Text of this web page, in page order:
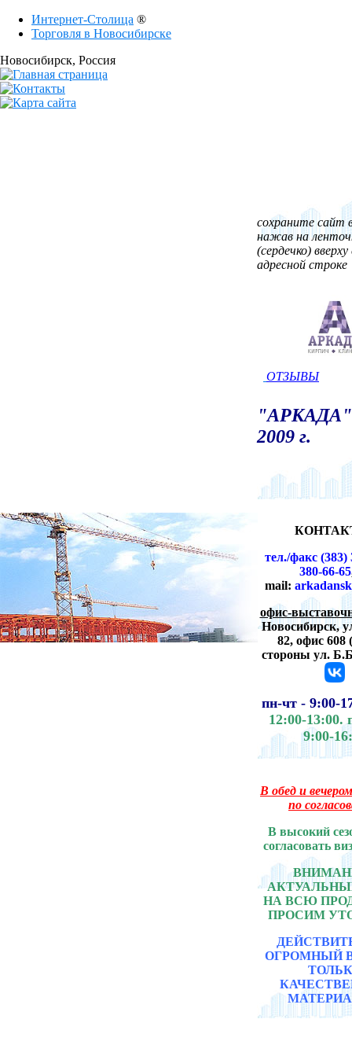
Интернет-Столица ®
Торговля в Новосибирске
Новосибирск, Россия
сохраните сайт
нажав на
(сердечко)
адресной строке
ОТЗЫВЫ
2009 г.
тел./факс (383)
380-66-65
mail:
офис-
Новосибирск,
82, офис 608 (
стороны ул.
пн-чт - 9:00-
12:00-13:00.
9:00-
В обед и
по
В высокий
согласовать
НА ВСЮ
ПРОСИМ
ОГРОМНЫЙ